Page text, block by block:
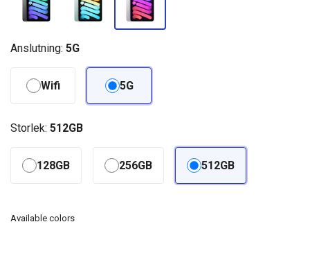
Anslutning: 5G
Wifi 5G
Storlek: 512GB
128GB 256GB 512GB
Available colors